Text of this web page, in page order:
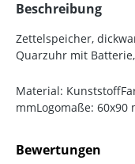
Beschreibung
Zettelspeicher,
Quarzuhr mit
Material:
mmLogomaße: 60x90
Bewertungen